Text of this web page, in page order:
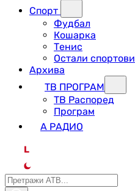
Спорт
Фудбал
Кошарка
Тенис
Остали спортови
Архива
ТВ ПРОГРАМ
ТВ Распоред
Програм
А РАДИО
L